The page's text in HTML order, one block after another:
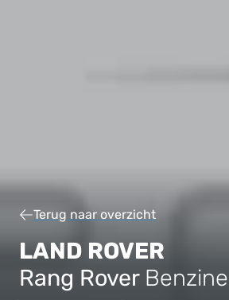
Terug naar overzicht
LAND ROVER
Rang Rover Benzine